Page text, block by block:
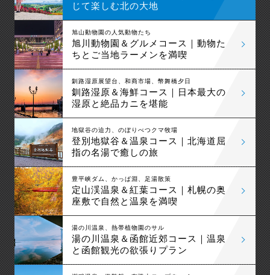
じて楽しむ北の大地
旭山動物園の人気動物たち
旭川動物園＆グルメコース｜動物た
ちとご当地ラーメンを満喫
釧路湿原展望台、和商市場、幣舞橋夕日
釧路湿原＆海鮮コース｜日本最大の
湿原と絶品カニを堪能
地獄谷の迫力、のぼりべつクマ牧場
登別地獄谷＆温泉コース｜北海道屈
指の名湯で癒しの旅
豊平峡ダム、かっぱ淵、足湯散策
定山渓温泉＆紅葉コース｜札幌の奥
座敷で自然と温泉を満喫
湯の川温泉、熱帯植物園のサル
湯の川温泉＆函館近郊コース｜温泉
と函館観光の欲張りプラン